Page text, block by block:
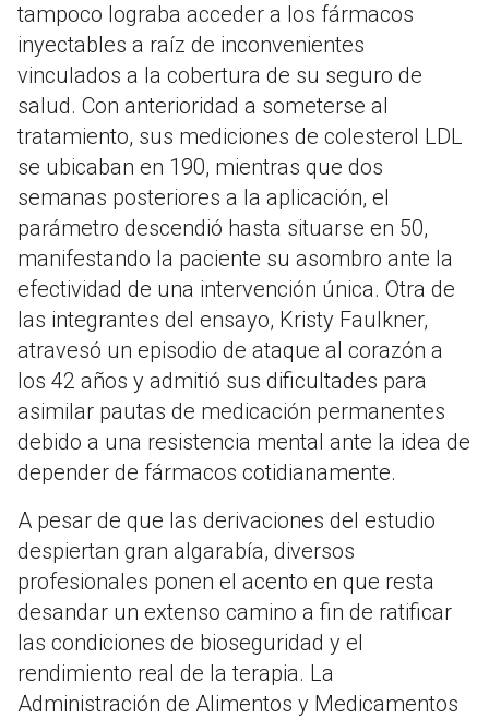
tampoco lograba acceder a los fármacos
inyectables a raíz de inconvenientes
vinculados a la cobertura de su seguro de
salud. Con anterioridad a someterse al
tratamiento, sus mediciones de colesterol LDL
se ubicaban en 190, mientras que dos
semanas posteriores a la aplicación, el
parámetro descendió hasta situarse en 50,
manifestando la paciente su asombro ante la
efectividad de una intervención única. Otra de
las integrantes del ensayo, Kristy Faulkner,
atravesó un episodio de ataque al corazón a
los 42 años y admitió sus dificultades para
asimilar pautas de medicación permanentes
debido a una resistencia mental ante la idea de
depender de fármacos cotidianamente.
A pesar de que las derivaciones del estudio
despiertan gran algarabía, diversos
profesionales ponen el acento en que resta
desandar un extenso camino a fin de ratificar
las condiciones de bioseguridad y el
rendimiento real de la terapia. La
Administración de Alimentos y Medicamentos